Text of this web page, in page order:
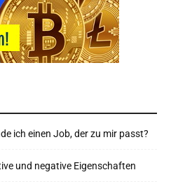
ich einen Job, der zu mir passt?
und negative Eigenschaften